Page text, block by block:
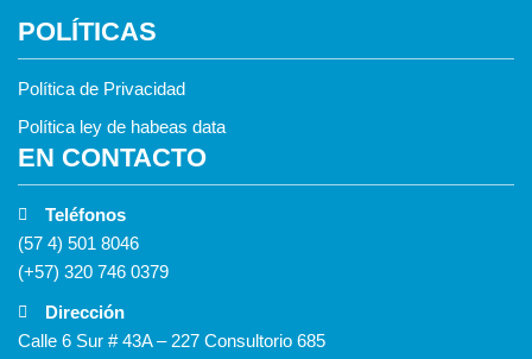
POLÍTICAS
Política de Privacidad
Política ley de habeas data
EN CONTACTO
Teléfonos
(57 4) 501 8046
(+57) 320 746 0379
Dirección
Calle 6 Sur # 43A – 227 Consultorio 685